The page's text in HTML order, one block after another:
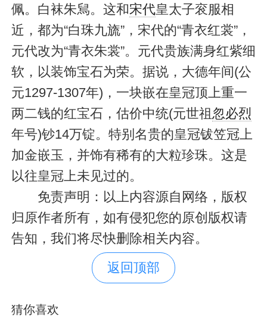
佩。白袜朱舃。这和宋代皇太子衮服相
近，都为“白珠九旒”，宋代的“青衣红裳”，
元代改为“青衣朱裳”。元代贵族满身红紫细
软，以装饰宝石为荣。据说，大德年间(公
元1297-1307年)，一块嵌在皇冠顶上重一
两二钱的红宝石，估价中统(元世祖忽必烈
年号)钞14万锭。特别名贵的皇冠钹笠冠上
加金嵌玉，并饰有稀有的大粒珍珠。这是
以往皇冠上未见过的。
免责声明：以上内容源自网络，版权
归原作者所有，如有侵犯您的原创版权请
告知，我们将尽快删除相关内容。
返回顶部
猜你喜欢